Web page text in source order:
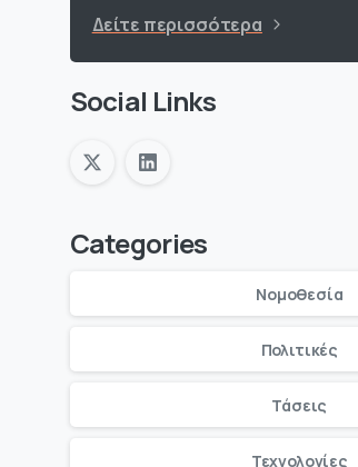
Δείτε περισσότερα
Social Links
Categories
Νομοθεσία
Πολιτικές
Τάσεις
Τεχνολογίες